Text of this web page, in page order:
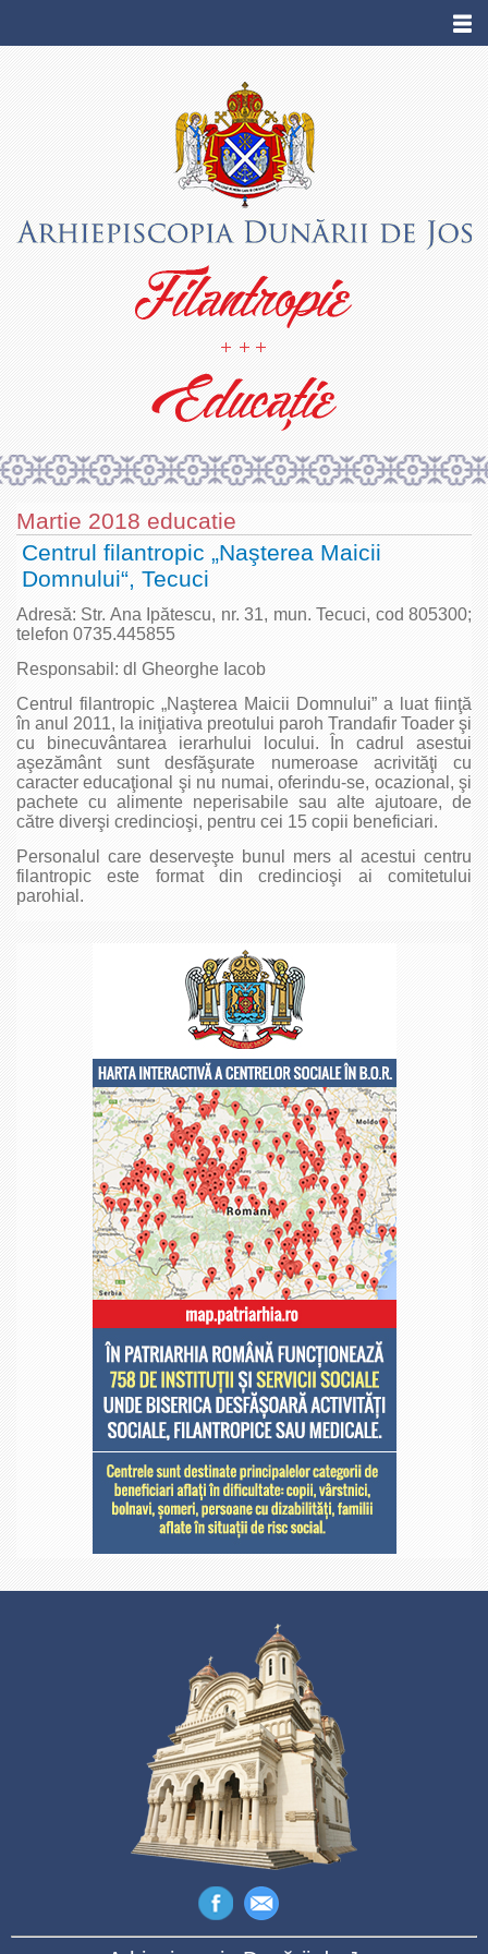
Martie 2018 educatie
Centrul filantropic „Naşterea Maicii
Domnului“, Tecuci
Adresă: Str. Ana Ipătescu, nr. 31, mun. Tecuci, cod 805300;
telefon 0735.445855
Responsabil: dl Gheorghe Iacob
Centrul filantropic „Naşterea Maicii Domnului” a luat fiinţă
în anul 2011, la iniţiativa preotului paroh Trandafir Toader şi
cu binecuvântarea ierarhului locului. În cadrul asestui
aşezământ sunt desfăşurate numeroase acrivităţi cu
caracter educaţional şi nu numai, oferindu-se, ocazional, şi
pachete cu alimente neperisabile sau alte ajutoare, de
către diverşi credincioşi, pentru cei 15 copii beneficiari.
Personalul care deserveşte bunul mers al acestui centru
filantropic este format din credincioşi ai comitetului
parohial.